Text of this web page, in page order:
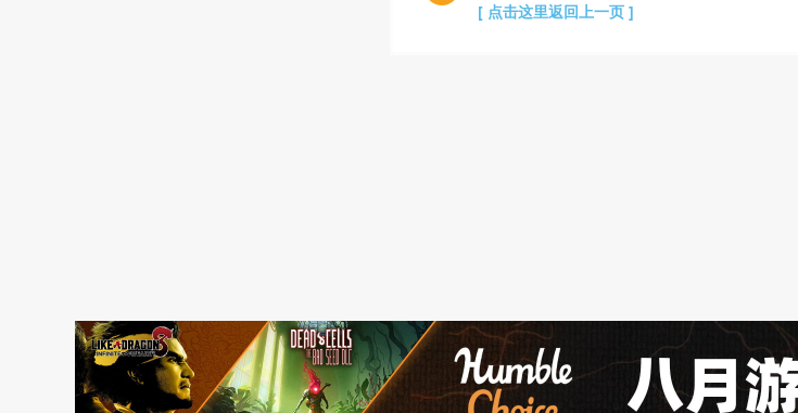
[ 点击这里返回上一页 ]